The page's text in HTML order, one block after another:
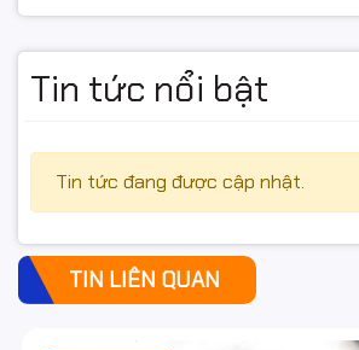
Tin tức nổi bật
Tin tức đang được cập nhật.
TIN LIÊN QUAN